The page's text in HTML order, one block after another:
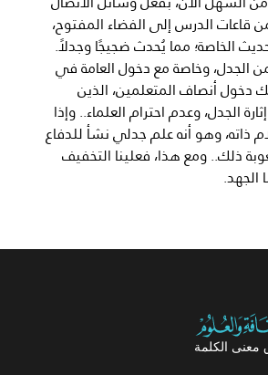
قاعات الدرس إلى الفضاء المفتوح،
الخاصة؛ مما يُحدث ضجيجًا وجدلاً.
الجدل، وخاصة مع دخول العامة في
دخول أنصاف المتعلمين، الذين
الجدل، وعدم احترام العلماء.. وإذا
ذاته، وهو أنه علم جدلي نشأ للدفاع
ذلك.. ومع هذا، فعلينا التخفيف
الجهد.